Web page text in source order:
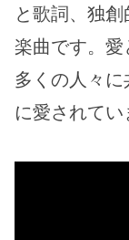
と歌詞、独
楽曲です。愛
多くの人々
に愛されてい